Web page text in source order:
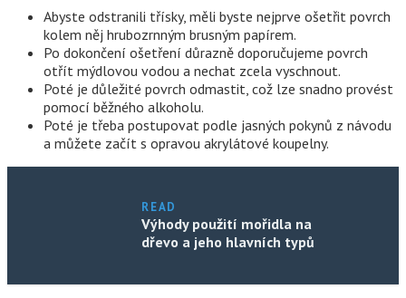
Abyste odstranili třísky, měli byste nejprve ošetřit povrch
kolem něj hrubozrnným brusným papírem.
Po dokončení ošetření důrazně doporučujeme povrch
otřít mýdlovou vodou a nechat zcela vyschnout.
Poté je důležité povrch odmastit, což lze snadno provést
pomocí běžného alkoholu.
Poté je třeba postupovat podle jasných pokynů z návodu
a můžete začít s opravou akrylátové koupelny.
READ
Výhody použití mořidla na
dřevo a jeho hlavních typů